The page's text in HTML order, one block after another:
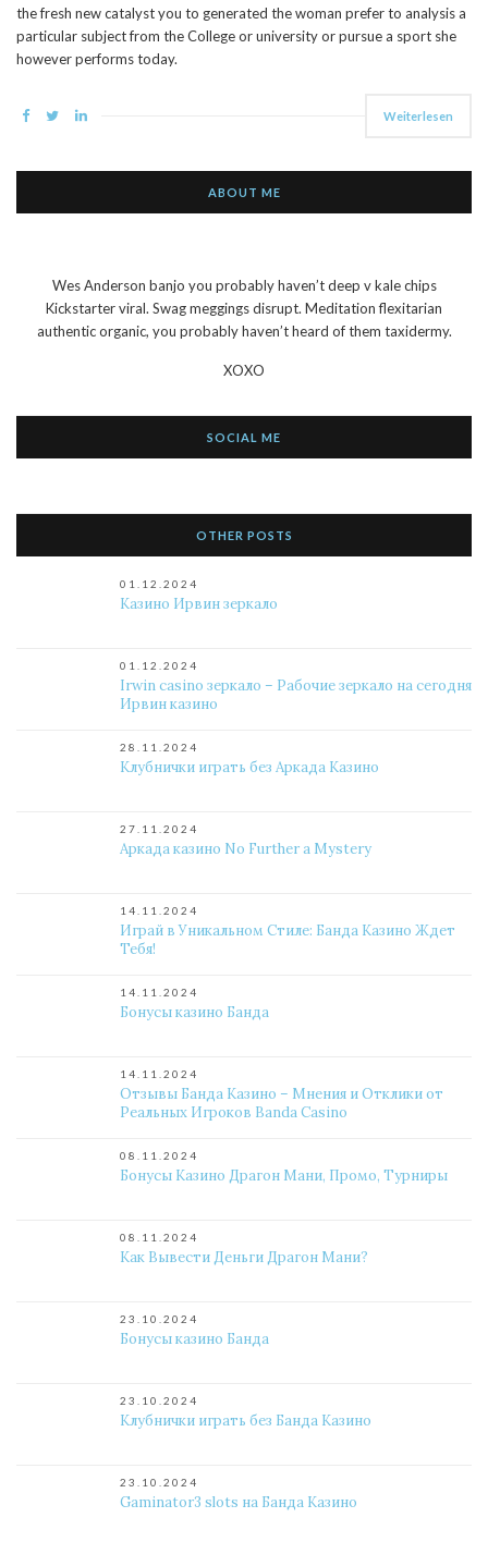
the fresh new catalyst you to generated the woman prefer to analysis a
particular subject from the College or university or pursue a sport she
however performs today.
Weiterlesen
ABOUT ME
Wes Anderson banjo you probably haven’t deep v kale chips
Kickstarter viral. Swag meggings disrupt. Meditation flexitarian
authentic organic, you probably haven’t heard of them taxidermy.
XOXO
SOCIAL ME
OTHER POSTS
01.12.2024
Казино Ирвин зеркало
01.12.2024
Irwin casino зеркало – Рабочие зеркало на сегодня
Ирвин казино
28.11.2024
Клубнички играть без Аркада Казино
27.11.2024
Аркада казино No Further a Mystery
14.11.2024
Играй в Уникальном Стиле: Банда Казино Ждет
Тебя!
14.11.2024
Бонусы казино Банда
14.11.2024
Отзывы Банда Казино – Мнения и Отклики от
Реальных Игроков Banda Casino
08.11.2024
Бонусы Казино Драгон Мани, Промо, Турниры
08.11.2024
Как Вывести Деньги Драгон Мани?
23.10.2024
Бонусы казино Банда
23.10.2024
Клубнички играть без Банда Казино
23.10.2024
Gaminator3 slots на Банда Казино